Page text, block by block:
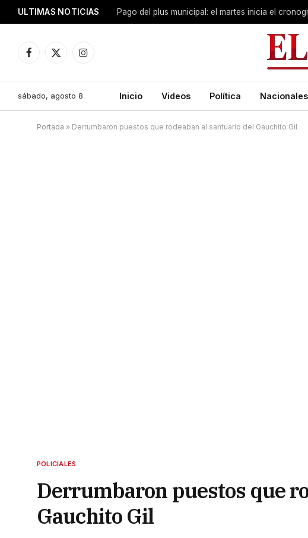
ULTIMAS NOTICIAS Pago del plus municipal: el martes inicia el
Facebook
X
Instagram
sábado, agosto 8 Inicio Videos Política Nacionales
Portada » Derrumbaron puestos que rodeaban al santuario del Gauchito Gil
POLICIALES
Derrumbaron puestos que
Gauchito Gil